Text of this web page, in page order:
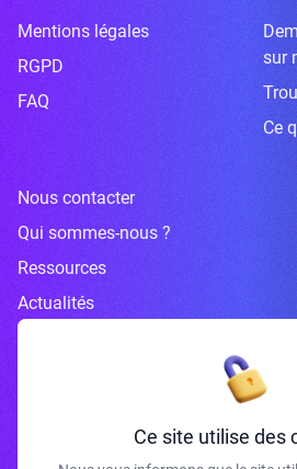
Mentions légales
RGPD
FAQ
sur
Ce
Nous contacter
Qui sommes-nous ?
Ressources
Actualités
Inscrivez-vous à la
Ce site utilise des